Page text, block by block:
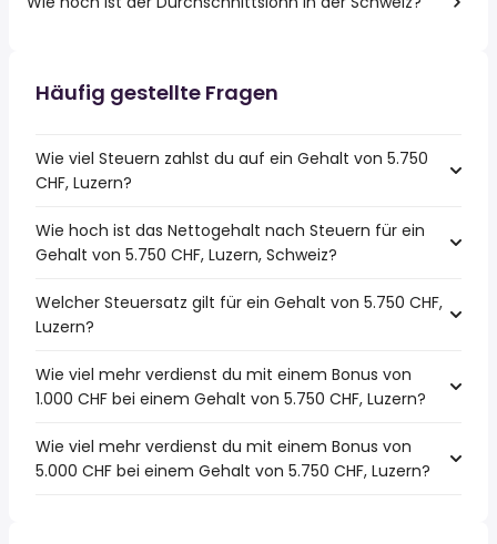
Häufig gestellte Fragen
Wie viel Steuern zahlst du auf ein Gehalt von 5.750
CHF, Luzern?
Wie hoch ist das Nettogehalt nach Steuern für ein
Gehalt von 5.750 CHF, Luzern, Schweiz?
Welcher Steuersatz gilt für ein Gehalt von 5.750 CHF,
Luzern?
Wie viel mehr verdienst du mit einem Bonus von
1.000 CHF bei einem Gehalt von 5.750 CHF, Luzern?
Wie viel mehr verdienst du mit einem Bonus von
5.000 CHF bei einem Gehalt von 5.750 CHF, Luzern?